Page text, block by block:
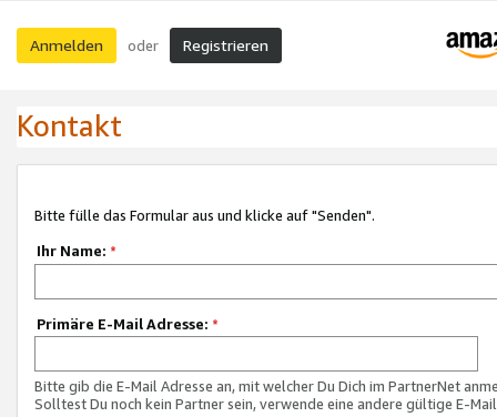
Anmelden oder Registrieren
Kontakt
Bitte fülle das Formular aus und klicke auf "Senden".
Ihr Name: *
Primäre E-Mail Adresse: *
Bitte gib die E-Mail Adresse an, mit welcher Du Dich im PartnerNet
Solltest Du noch kein Partner sein, verwende eine andere gültige E-